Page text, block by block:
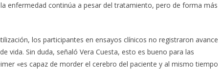
enfermedad continúa a pesar del tratamiento, pero de forma más
los participantes en ensayos clínicos no registraron avance
vida. Sin duda, señaló Vera Cuesta, esto es bueno para las
«es capaz de morder el cerebro del paciente y al mismo tiempo